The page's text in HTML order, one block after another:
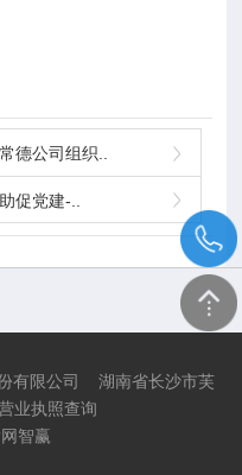
德公司组织..
促党建-..
有限公司 湖南省长沙市芙
业执照查询
智赢